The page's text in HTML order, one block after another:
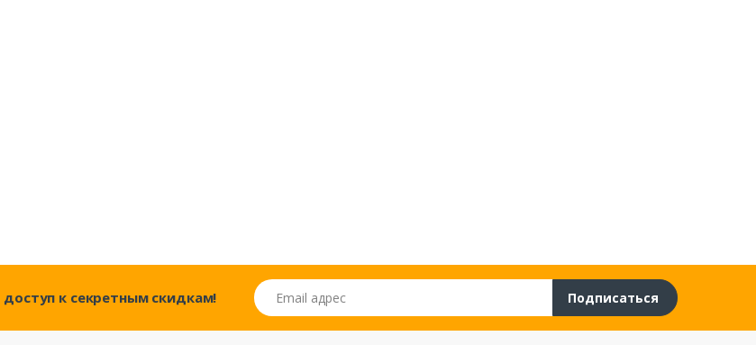
доступ к секретным скидкам!
Email адрес
Подписаться